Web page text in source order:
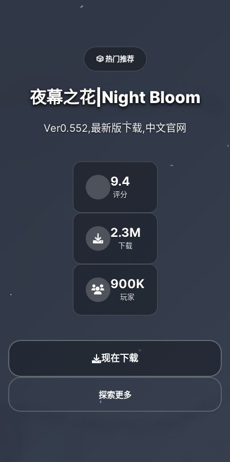
🎲 热门推荐
夜幕之花|Night Bloom
Ver0.552,最新版下载,中文官网
9.4
评分
2.3M
下载
900K
玩家
现在下载
探索更多